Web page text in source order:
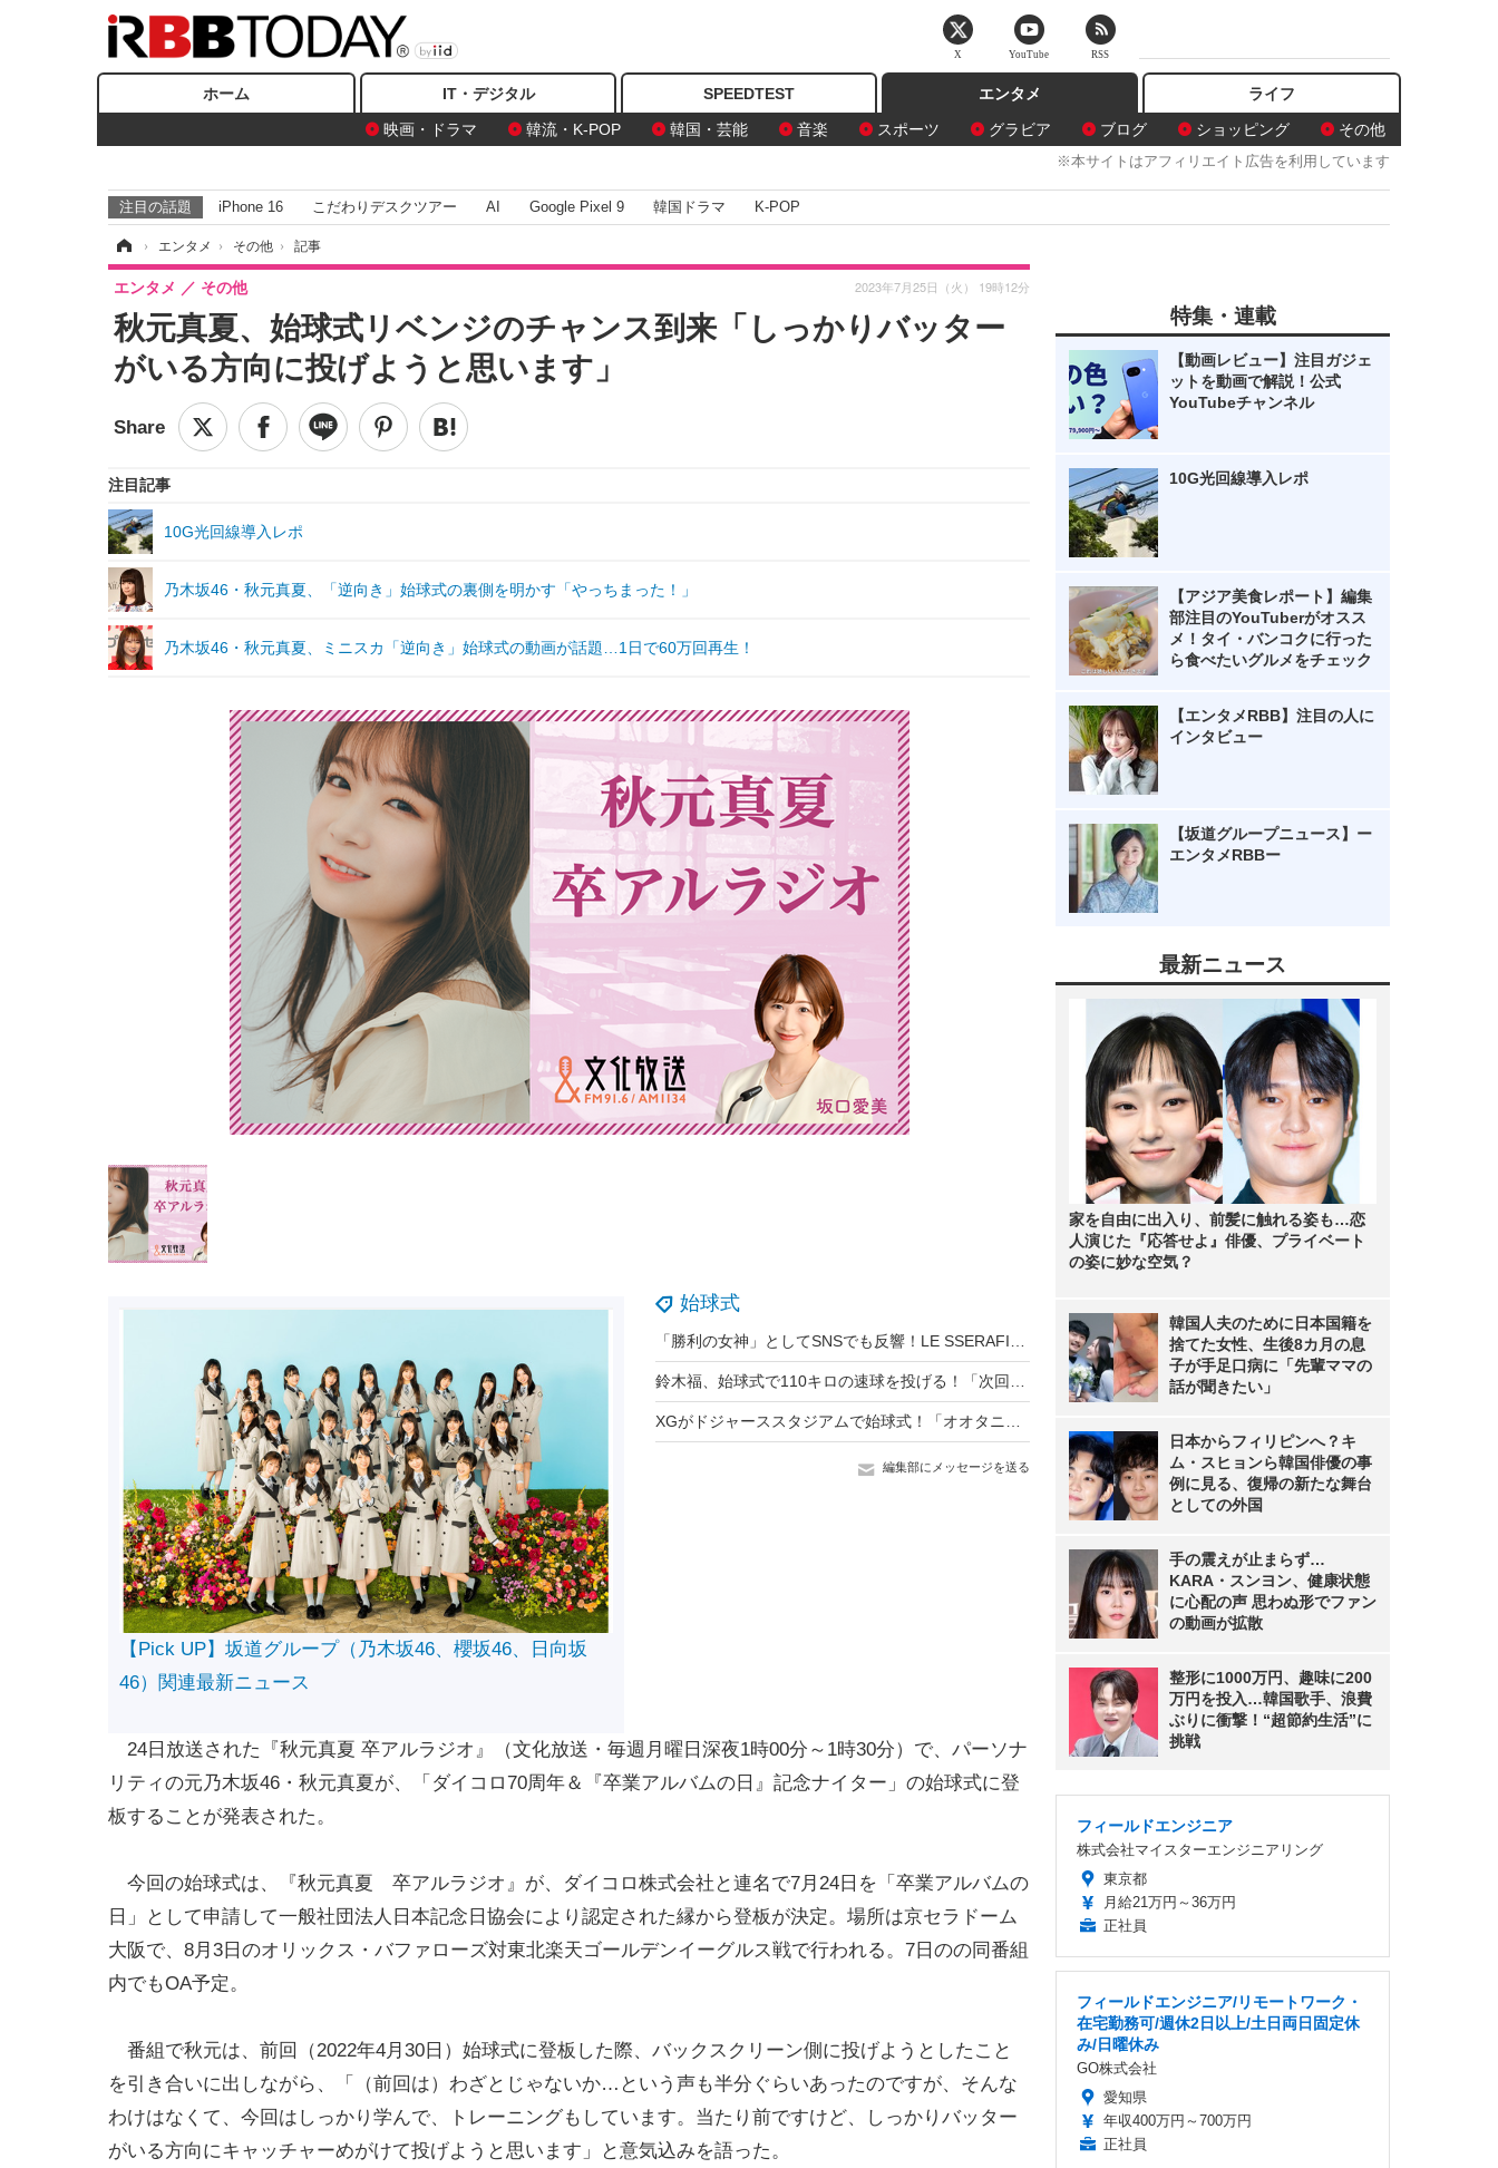
ホーム IT・デジタル SPEEDTEST
エンタメ
映画・ドラマ
韓流・K-POP 韓国・芸能 音楽 スポーツ グラビア ブログ ショッピング その他
ライフ
※本サイトはアフィリエイト広告を利用しています
注目の話題 iPhone 16 こだわりデスクツアー AI Google Pixel 9 韓国ドラマ K-POP
› エンタメ › その他 › 記事
秋元真夏、始球式リベンジのチャンス到来「しっかりバッター
がいる方向に投げようと思います」
エンタメ その他 2023年7月25日（火） 19時12分
注目記事
10G光回線導入レポ
乃木坂46・秋元真夏、「逆向き」始球式の裏側を明かす「やっちまった！」
乃木坂46・秋元真夏、ミニスカ「逆向き」始球式の動画が話題…1日で60万回再生！
始球式
編集部にメッセージを送る
【Pick UP】坂道グループ（乃木坂46、櫻坂46、日向坂
46）関連最新ニュース
24日放送された『秋元真夏 卒アルラジオ』（文化放送・毎週月曜日深夜1時00分～1時30分）で、パーソナ
リティの元乃木坂46・秋元真夏が、「ダイコロ70周年＆『卒業アルバムの日』記念ナイター」の始球式に登
板することが発表された。
今回の始球式は、『秋元真夏 卒アルラジオ』が、ダイコロ株式会社と連名で7月24日を「卒業アルバムの
日」として申請して一般社団法人日本記念日協会により認定された縁から登板が決定。場所は京セラドーム
大阪で、8月3日のオリックス・バファローズ対東北楽天ゴールデンイーグルス戦で行われる。7日のの同番組
内でもOA予定。
番組で秋元は、前回（2022年4月30日）始球式に登板した際、バックスクリーン側に投げようとしたこと
を引き合いに出しながら、「（前回は）わざとじゃないか…という声も半分ぐらいあったのですが、そんな
わけはなくて、今回はしっかり学んで、トレーニングもしています。当たり前ですけど、しっかりバッター
がいる方向にキャッチャーめがけて投げようと思います」と意気込みを語った。
特集・連載
【動画レビュー】注目ガジェ
ットを動画で解説！公式
YouTubeチャンネル
10G光回線導入レポ
【アジア美食レポート】編集
部注目のYouTuberがオスス
メ！タイ・バンコクに行った
ら食べたいグルメをチェック
【エンタメRBB】注目の人に
インタビュー
【坂道グループニュース】ー
エンタメRBBー
最新ニュース
家を自由に出入り、前髪に触れる姿も…恋
人演じた『応答せよ』俳優、プライベート
の姿に妙な空気？
韓国人夫のために日本国籍を
捨てた女性、生後8カ月の息
子が手足口病に「先輩ママの
話が聞きたい」
日本からフィリピンへ？キ
ム・スヒョンら韓国俳優の事
例に見る、復帰の新たな舞台
としての外国
手の震えが止まらず…
KARA・スンヨン、健康状態
に心配の声 思わぬ形でファン
の動画が拡散
整形に1000万円、趣味に200
万円を投入…韓国歌手、浪費
ぶりに衝撃！“超節約生活”に
挑戦
フィールドエンジニア
株式会社マイスターエンジニアリング
東京都
月給21万円～36万円
正社員
フィールドエンジニア/リモートワーク・
在宅勤務可/週休2日以上/土日両日固定休
み/日曜休み
GO株式会社
愛知県
年収400万円～700万円
正社員
X YouTube RSS